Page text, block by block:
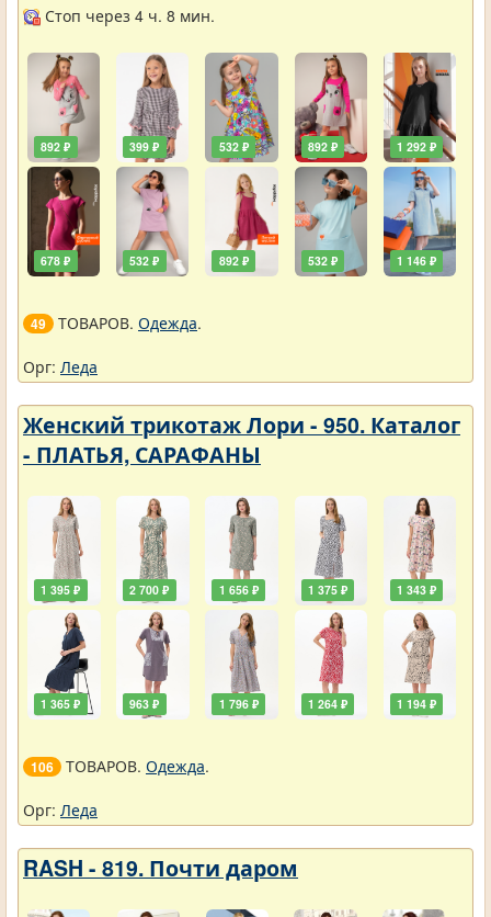
Стоп через 4 ч. 8 мин.
892 ₽
678 ₽
399 ₽
532 ₽
532 ₽
892 ₽
892 ₽
532 ₽
1 292 ₽
1 146 ₽
49 ТОВАРОВ. Одежда.
Орг: Леда
Женский трикотаж Лори - 950. Каталог
- ПЛАТЬЯ, САРАФАНЫ
1 395 ₽
1 365 ₽
2 700 ₽
963 ₽
1 656 ₽
1 796 ₽
1 375 ₽
1 264 ₽
1 343 ₽
1 194 ₽
106 ТОВАРОВ. Одежда.
Орг: Леда
RASH - 819. Почти даром